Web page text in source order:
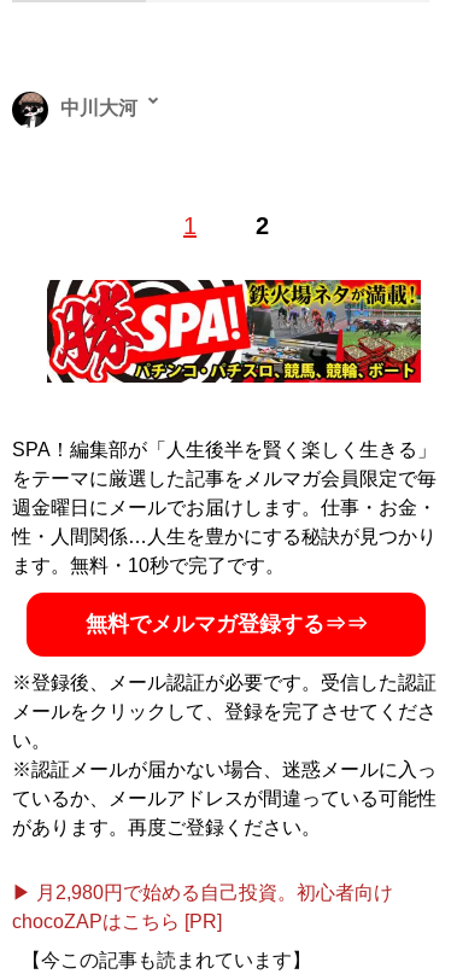
1 2
中川大河
の1990年代前半に競馬に出会う。ダビスタの影響で血統
サイト「GJ」にて、過去に400本ほどの記事を執筆。
記事一覧へ
SPA！編集部が「人生後半を賢く楽しく生きる」
をテーマに厳選した記事をメルマガ会員限定で毎
週金曜日にメールでお届けします。仕事・お金・
性・人間関係…人生を豊かにする秘訣が見つかり
ます。無料・10秒で完了です。
無料でメルマガ登録する⇒⇒
※登録後、メール認証が必要です。受信した認証
メールをクリックして、登録を完了させてくださ
い。
※認証メールが届かない場合、迷惑メールに入っ
ているか、メールアドレスが間違っている可能性
があります。再度ご登録ください。
▶ 月2,980円で始める自己投資。初心者向け
chocoZAPはこちら [PR]
【今この記事も読まれています】